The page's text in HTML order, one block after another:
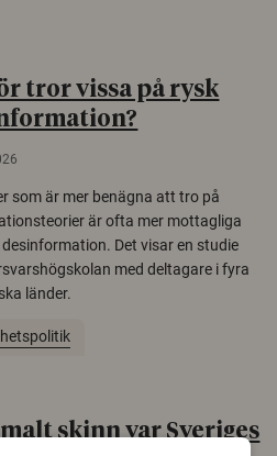
tror vissa på rysk
som är mer benägna att tro på
är ofta mer mottagliga
Det visar en studie
med deltagare i fyra
länder.
skinn var Sveriges